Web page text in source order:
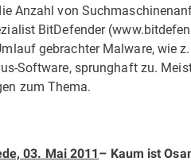
Anzahl von
BitDefender
gebrachter Malware, wie
Software, sprunghaft zu.
zum Thema.
03. Mai 2011– Kaum ist